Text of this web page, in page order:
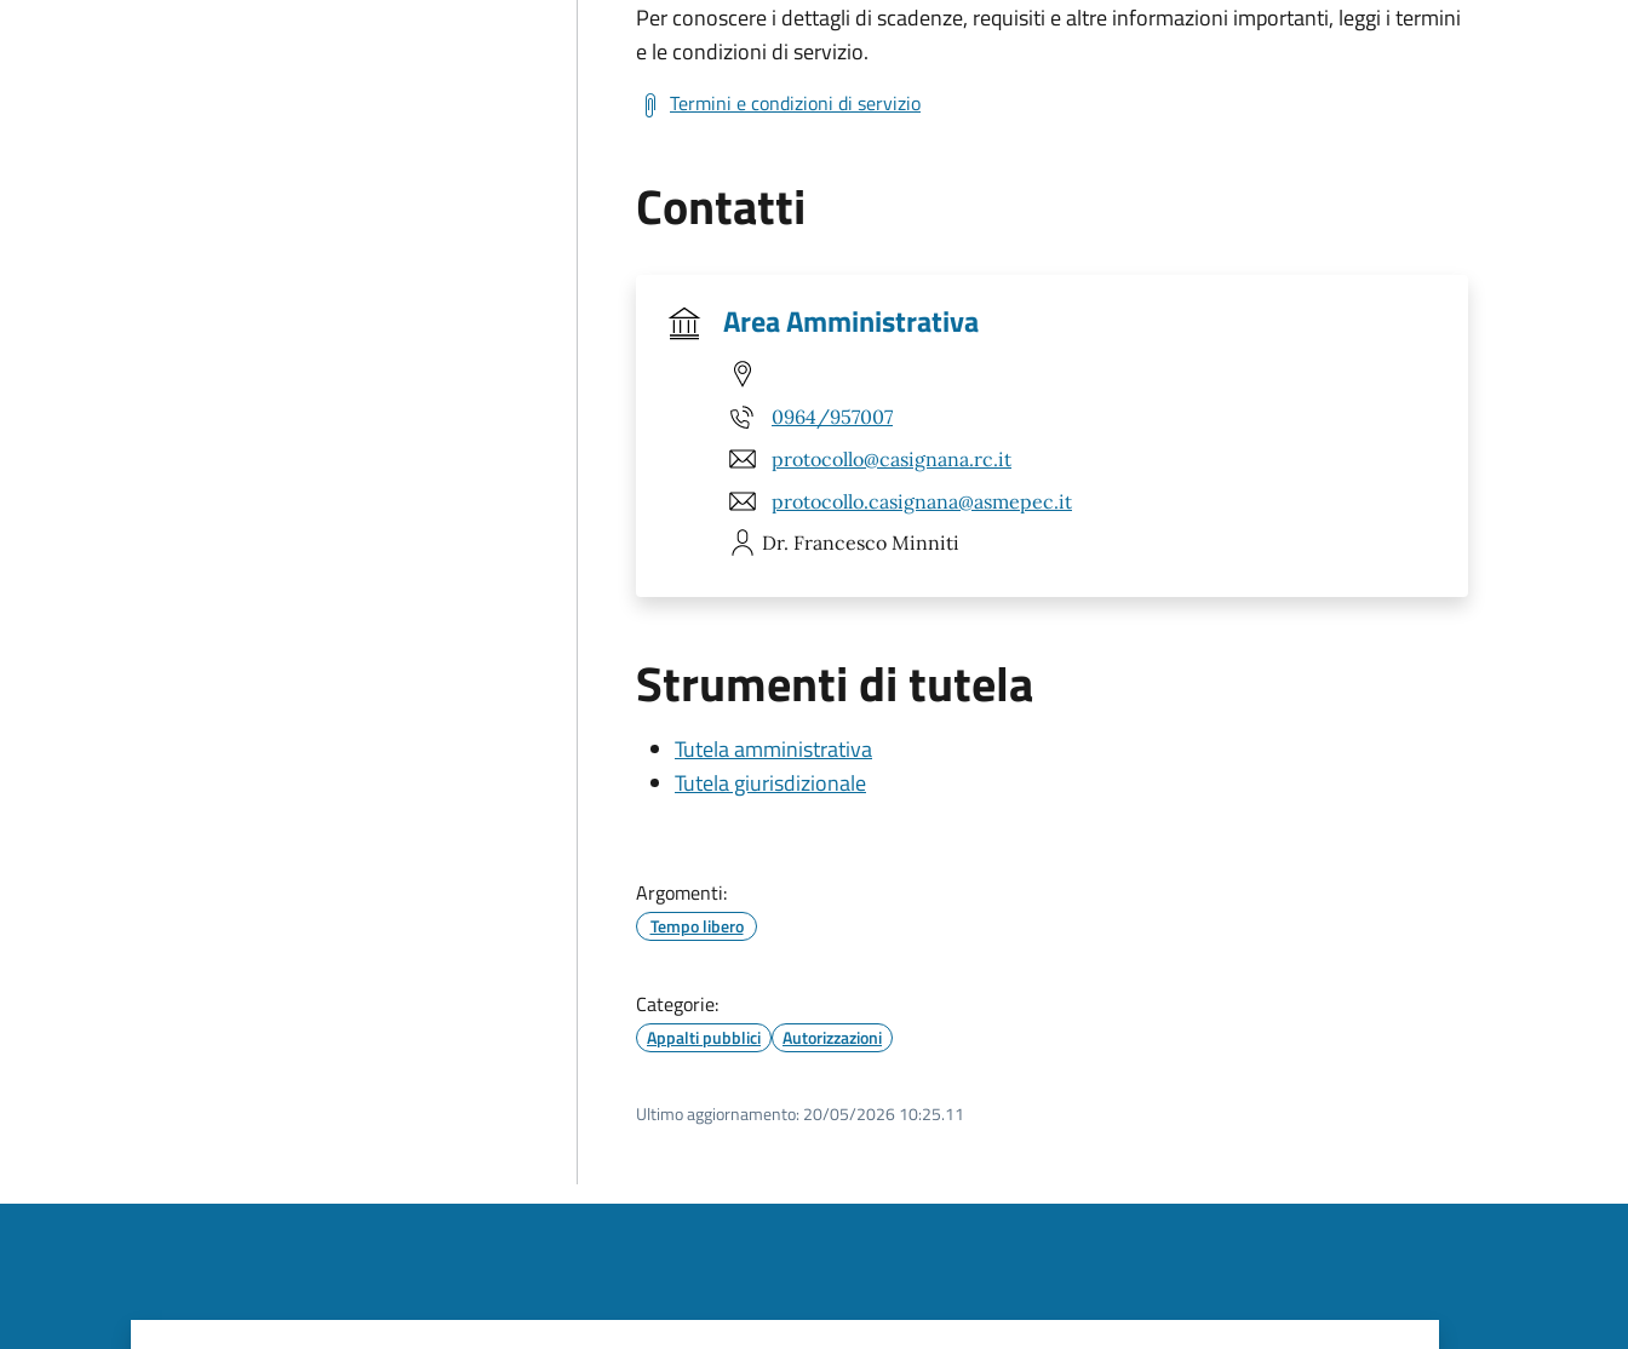
Per conoscere i dettagli di scadenze, requisiti e altre informazioni importanti, leggi i termini
e le condizioni di servizio.
Termini e condizioni di servizio
Contatti
Area Amministrativa
0964/957007
protocollo@casignana.rc.it
protocollo.casignana@asmepec.it
Dr. Francesco Minniti
Strumenti di tutela
Tutela amministrativa
Tutela giurisdizionale
Argomenti:
Tempo libero
Categorie:
Appalti pubblici Autorizzazioni
Ultimo aggiornamento: 20/05/2026 10:25.11